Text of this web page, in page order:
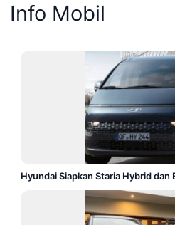
Info Mobil
Hyundai Siapkan Staria Hybrid dan